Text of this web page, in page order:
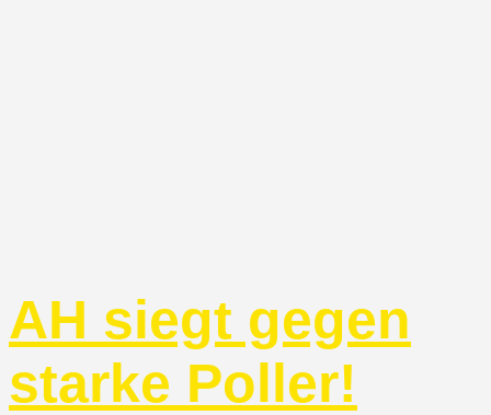
AH siegt gegen
starke Poller!